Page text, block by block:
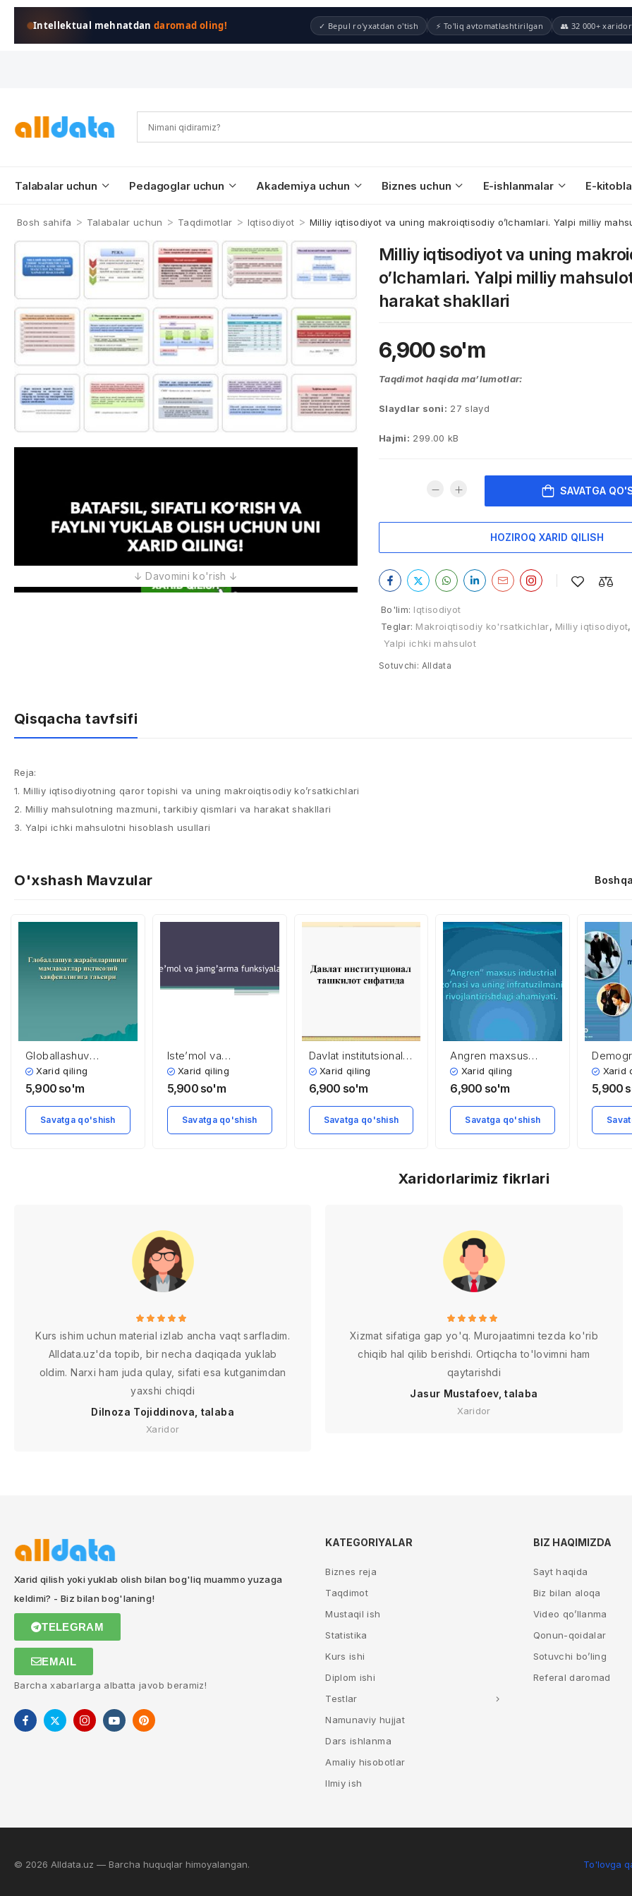
Intellektual mehnatdandaromad oling! ✓ Bepul ro'yxatdan o'tish ⚡ To'liq avtomatlashtirilgan 👥 32 000+ xaridor
Talabalar uchun Pedagoglar uchun Akademiya uchun Biznes uchun E-ishlanmalar E-
Bosh sahifa > Talabalar uchun > Taqdimotlar > Iqtisodiyot > Milliy iqtisodiyot va uning makroiqtisodiy o’lchamlari. Yalpi milliy
Milliy iqtisodiyot va uning
o’lchamlari. Yalpi milliy
harakat shakllari
6,900so'm
Taqdimot haqida ma’lumotlar:
Slaydlar soni: 27 slayd
Hajmi: 299.00 kB
SAVATGA
HOZIROQ XARID QILISH
Bo'lim: Iqtisodiyot
Teglar: Makroiqtisodiy ko'rsatkichlar, Milliy iqtisodiyot,
Yalpi ichki mahsulot
Sotuvchi: Alldata
Qisqacha tavfsifi
Reja:
1. Milliy iqtisodiyotning qaror topishi va uning makroiqtisodiy ko’rsatkichlari
2. Milliy mahsulotning mazmuni, tarkibiy qismlari va harakat shakllari
3. Yalpi ichki mahsulotni hisoblash usullari
O'xshash Mavzular
Globallashuv
jarayonlarining
mamlakatlar
xavfsizligiga ta’siri
Xarid qiling
5,900 so'm
Savatga qo'shish
Iste’mol va
jamg’arma
funksiyalari
Xarid qiling
5,900 so'm
Savatga qo'shish
Davlat institutsional
tashkilot sifatida
Xarid qiling
6,900 so'm
Savatga qo'shish
Angren maxsus
industrial zo’nasi va
uning infratuzilmani
ahamiyati
Xarid qiling
6,900 so'm
Savatga qo'shish
–
Osiyo
Xarid
5,900
Xaridorlarimiz fikrlari
Kurs ishim uchun material izlab ancha vaqt sarfladim.
Alldata.uz'da topib, bir necha daqiqada yuklab
oldim. Narxi ham juda qulay, sifati esa kutganimdan
yaxshi chiqdi
Dilnoza Tojiddinova, talaba
Xaridor
Xizmat sifatiga gap yo'q. Murojaatimni tezda ko'rib
chiqib hal qilib berishdi. Ortiqcha to'lovimni ham
qaytarishdi
Jasur Mustafoev, talaba
Xaridor
Xarid qilish yoki yuklab olish bilan bog'liq muammo yuzaga
keldimi? - Biz bilan bog'laning!
TELEGRAM
EMAIL
Barcha xabarlarga albatta javob beramiz!
KATEGORIYALAR
Biznes reja
Taqdimot
Mustaqil ish
Statistika
Kurs ishi
Diplom ishi
Testlar
Namunaviy hujjat
Dars ishlanma
Amaliy hisobotlar
Ilmiy ish
BIZ HAQIMIZDA
Sayt haqida
Biz bilan aloqa
Video qo’llanma
Qonun-qoidalar
Sotuvchi bo’ling
Referal daromad
© 2026 Alldata.uz — Barcha huquqlar himoyalangan. To'lovga